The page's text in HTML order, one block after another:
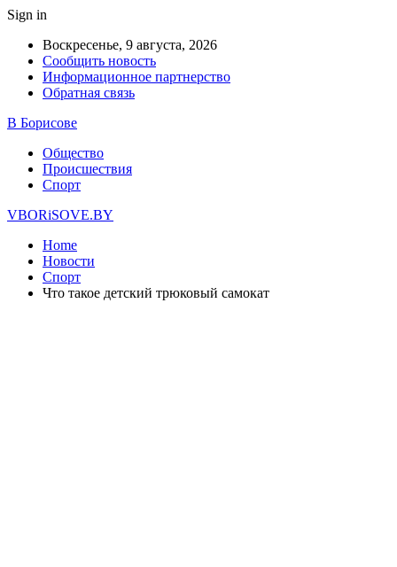
Sign in
Воскресенье, 9 августа, 2026
Сообщить новость
Информационное партнерство
Обратная связь
В Борисове
Общество
Происшествия
Спорт
VBORiSOVE.BY
Home
Новости
Спорт
Что такое детский трюковый самокат